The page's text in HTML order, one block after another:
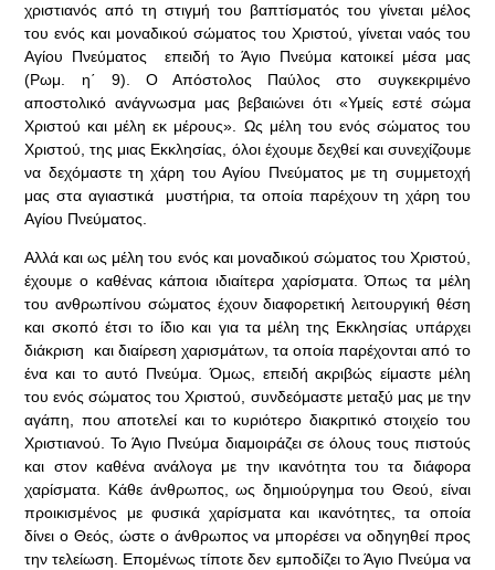
χριστιανός από τη στιγμή του βαπτίσματός του γίνεται μέλος
του ενός και μοναδικού σώματος του Χριστού, γίνεται ναός του
Αγίου Πνεύματος επειδή το Άγιο Πνεύμα κατοικεί μέσα μας
(Ρωμ. η΄ 9). Ο Απόστολος Παύλος στο συγκεκριμένο
αποστολικό ανάγνωσμα μας βεβαιώνει ότι «Υμείς εστέ σώμα
Χριστού και μέλη εκ μέρους». Ως μέλη του ενός σώματος του
Χριστού, της μιας Εκκλησίας, όλοι έχουμε δεχθεί και συνεχίζουμε
να δεχόμαστε τη χάρη του Αγίου Πνεύματος με τη συμμετοχή
μας στα αγιαστικά μυστήρια, τα οποία παρέχουν τη χάρη του
Αγίου Πνεύματος.
Αλλά και ως μέλη του ενός και μοναδικού σώματος του Χριστού,
έχουμε ο καθένας κάποια ιδιαίτερα χαρίσματα. Όπως τα μέλη
του ανθρωπίνου σώματος έχουν διαφορετική λειτουργική θέση
και σκοπό έτσι το ίδιο και για τα μέλη της Εκκλησίας υπάρχει
διάκριση και διαίρεση χαρισμάτων, τα οποία παρέχονται από το
ένα και το αυτό Πνεύμα. Όμως, επειδή ακριβώς είμαστε μέλη
του ενός σώματος του Χριστού, συνδεόμαστε μεταξύ μας με την
αγάπη, που αποτελεί και το κυριότερο διακριτικό στοιχείο του
Χριστιανού. Το Άγιο Πνεύμα διαμοιράζει σε όλους τους πιστούς
και στον καθένα ανάλογα με την ικανότητα του τα διάφορα
χαρίσματα. Κάθε άνθρωπος, ως δημιούργημα του Θεού, είναι
προικισμένος με φυσικά χαρίσματα και ικανότητες, τα οποία
δίνει ο Θεός, ώστε ο άνθρωπος να μπορέσει να οδηγηθεί προς
την τελείωση. Επομένως τίποτε δεν εμποδίζει το Άγιο Πνεύμα να